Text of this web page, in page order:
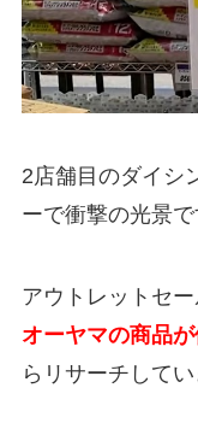
2店舗目のダイシ
ーで衝撃の光景で
アウトレットセ
オーヤマの商品
らリサーチしてい